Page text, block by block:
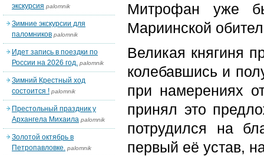
Митрофан уже
Мариинской
Великая княгиня
колебавшись и
при намерениях
принял это
потрудился на
первый её устав,
экскурсия palomnik
Зимние экскурсии для
паломников palomnik
Идет запись в поездки по
России на 2026 год. palomnik
Зимний Крестный ход
состоится ! palomnik
Престольный праздник у
Архангела Михаила palomnik
Золотой октябрь в
Петропавловке. palomnik